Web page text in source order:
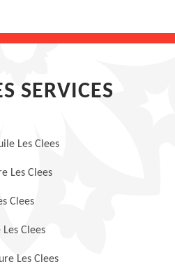
SERVICES
Les Clees
Les Clees
Clees
Clees
Les Clees